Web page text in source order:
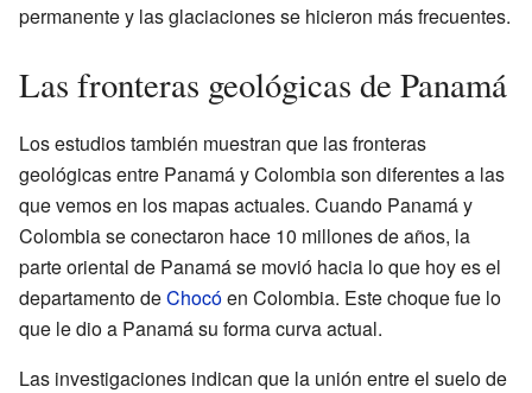
permanente y las glaciaciones se hicieron más frecuentes.
Las fronteras geológicas de Panamá
Los estudios también muestran que las fronteras
geológicas entre Panamá y Colombia son diferentes a las
que vemos en los mapas actuales. Cuando Panamá y
Colombia se conectaron hace 10 millones de años, la
parte oriental de Panamá se movió hacia lo que hoy es el
departamento deChocóen Colombia. Este choque fue lo
que le dio a Panamá su forma curva actual.
Las investigaciones indican que la unión entre el suelo de